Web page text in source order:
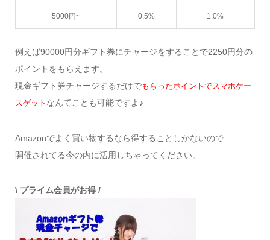
5000円~ 0.5% 1.0%
例えば90000円分ギフト券にチャージをすることで2250円分の
ポイントをもらえます。
現金ギフト券チャージするだけでもらったポイントでスマホケー
スゲット なんてことも可能ですよ♪
Amazonでよく買い物するなら得することしかないので
開催されてる今の内に活用しちゃってください。
\ プライム会員がお得 /